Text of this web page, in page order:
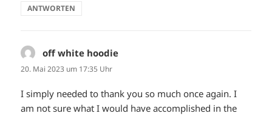
ANTWORTEN
off white hoodie
20. Mai 2023 um 17:35 Uhr
I simply needed to thank you so much once again. I
am not sure what I would have accomplished in the